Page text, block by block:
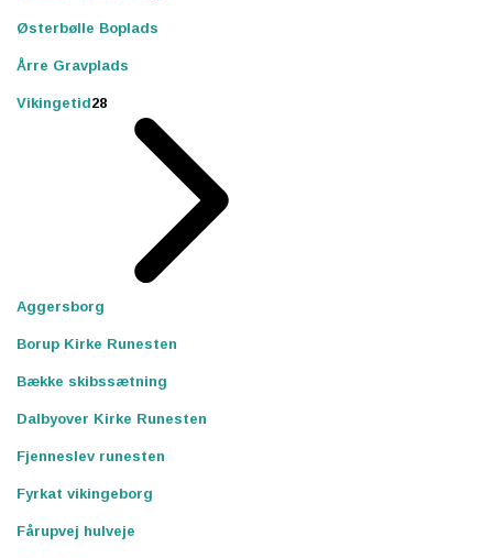
Østerbølle Boplads
Årre Gravplads
Vikingetid28
Aggersborg
Borup Kirke Runesten
Bække skibssætning
Dalbyover Kirke Runesten
Fjenneslev runesten
Fyrkat vikingeborg
Fårupvej hulveje